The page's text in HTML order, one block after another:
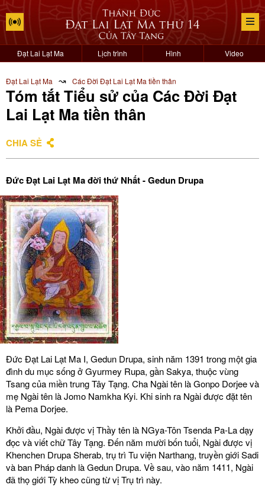
Đạt Lai Lạt Ma Lịch trình Hình Video
Đạt Lai Lạt Ma ↝ Các Đời Đạt Lai Lạt Ma tiền thân
Tóm tắt Tiểu sử của Các Đời Đạt
Lai Lạt Ma tiền thân
CHIA SẺ
Đức Đạt Lai Lạt Ma đời thứ Nhất - Gedun Drupa
Đức Đạt Lai Lạt Ma I, Gedun Drupa, sinh năm 1391 trong một gia
đình du mục sống ở Gyurmey Rupa, gần Sakya, thuộc vùng
Tsang của miền trung Tây Tạng. Cha Ngài tên là Gonpo Dorjee và
mẹ Ngài tên là Jomo Namkha Kyi. Khi sinh ra Ngài được đặt tên
là Pema Dorjee.
Khởi đầu, Ngài được vị Thầy tên là NGya-Tôn Tsenda Pa-La dạy
đọc và viết chữ Tây Tạng. Đến năm mười bốn tuổi, Ngài được vị
Khenchen Drupa Sherab, trụ trì Tu viện Narthang, truyền giới Sadi
và ban Pháp danh là Gedun Drupa. Về sau, vào năm 1411, Ngài
đã thọ giới Tỳ kheo cũng từ vị Trụ trì này.